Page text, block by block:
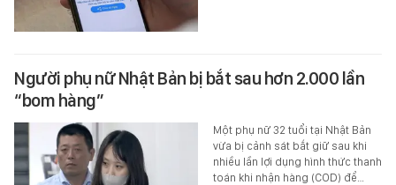
Người phụ nữ Nhật Bản bị bắt sau hơn 2.000 lần
“bom hàng”
Một phụ nữ 32 tuổi tại Nhật Bản
vừa bị cảnh sát bắt giữ sau khi
nhiều lần lợi dụng hình thức thanh
toán khi nhận hàng (COD) để…